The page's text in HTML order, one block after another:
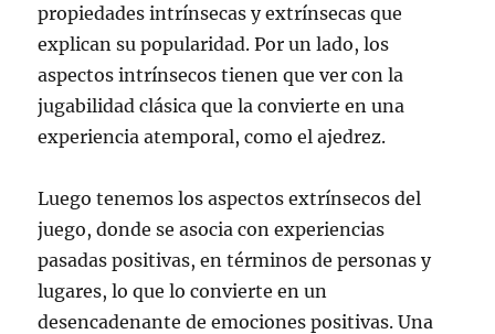
propiedades intrínsecas y extrínsecas que
explican su popularidad. Por un lado, los
aspectos intrínsecos tienen que ver con la
jugabilidad clásica que la convierte en una
experiencia atemporal, como el ajedrez.
Luego tenemos los aspectos extrínsecos del
juego, donde se asocia con experiencias
pasadas positivas, en términos de personas y
lugares, lo que lo convierte en un
desencadenante de emociones positivas. Una